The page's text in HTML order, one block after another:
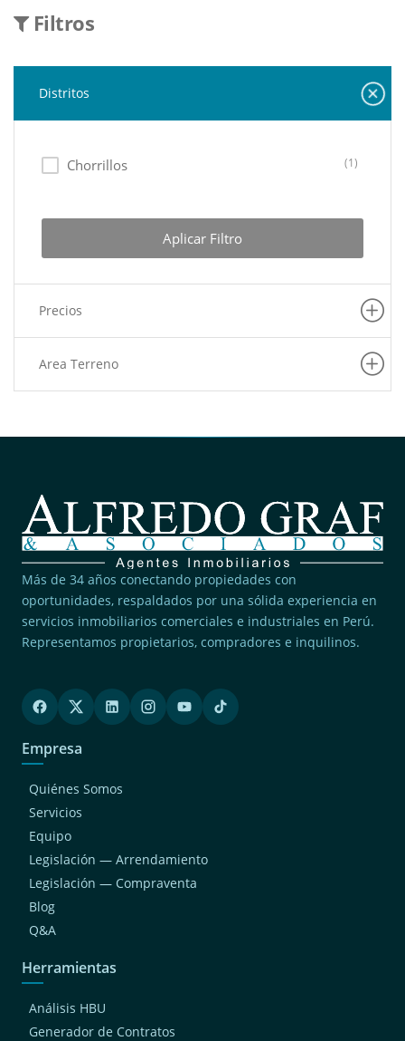
Filtros
Distritos
Chorrillos (1)
Aplicar Filtro
Precios
Area Terreno
Más de 34 años conectando propiedades con
oportunidades, respaldados por una sólida experiencia en
servicios inmobiliarios comerciales e industriales en Perú.
Representamos propietarios, compradores e inquilinos.
Empresa
Quiénes Somos
Servicios
Equipo
Legislación — Arrendamiento
Legislación — Compraventa
Blog
Q&A
Herramientas
Análisis HBU
Generador de Contratos